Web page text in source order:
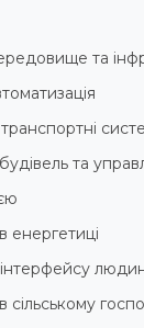
та
транспортні
та
енергетиці
сільському